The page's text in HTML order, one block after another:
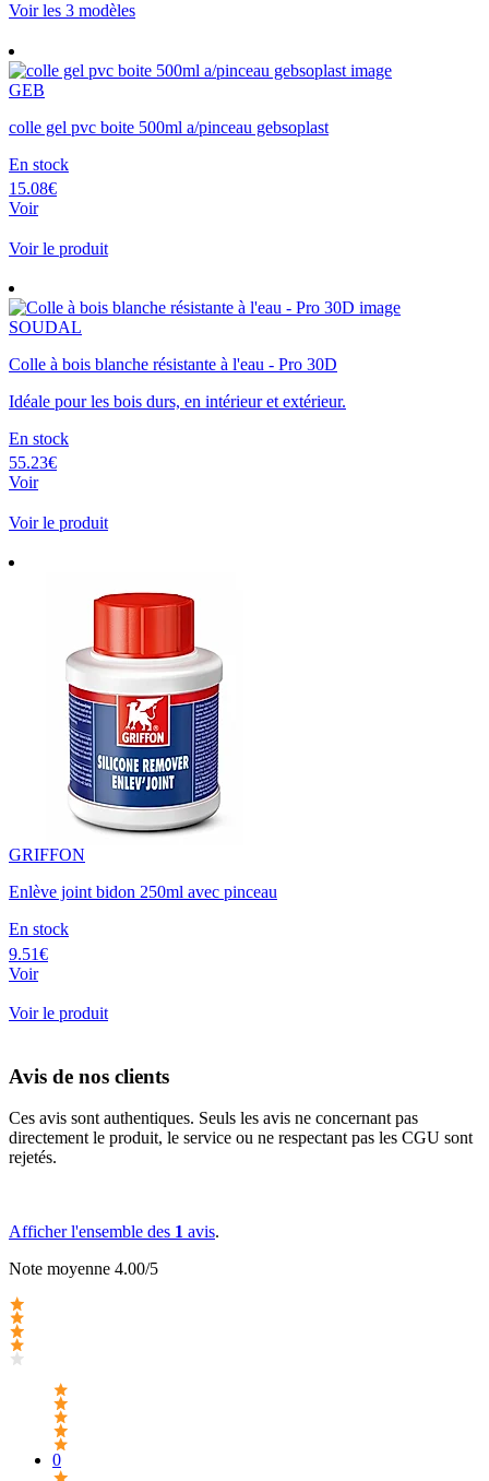
Voir les 3 modèles
GEB
colle gel pvc boite 500ml a/pinceau gebsoplast
En stock
15.08€
Voir
Voir le produit
SOUDAL
Colle à bois blanche résistante à l'eau - Pro 30D
Idéale pour les bois durs, en intérieur et extérieur.
En stock
55.23€
Voir
Voir le produit
GRIFFON
Enlève joint bidon 250ml avec pinceau
En stock
9.51€
Voir
Voir le produit
Avis de nos clients
Ces avis sont authentiques. Seuls les avis ne concernant pas
directement le produit, le service ou ne respectant pas les CGU sont
rejetés.
Afficher l'ensemble des 1 avis.
Note moyenne 4.00/5
0